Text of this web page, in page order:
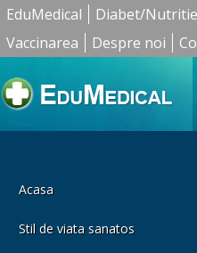
EduMedical Diabet/Nutritie
Vaccinarea
Despre noi
Acasa
Stil de viata sanatos